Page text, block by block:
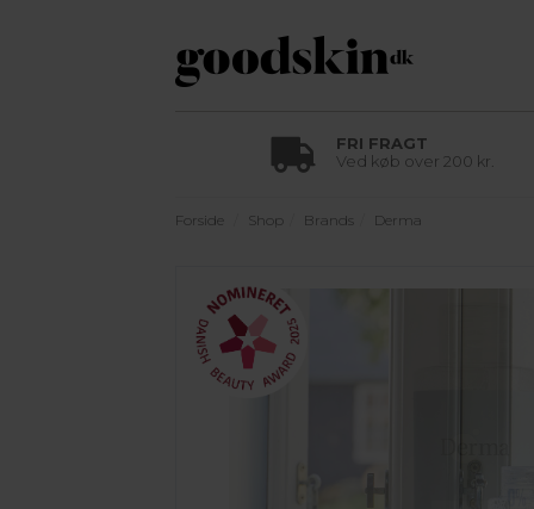
FRI FRAGT
Ved køb over 200 kr.
Forside Shop Brands Derma